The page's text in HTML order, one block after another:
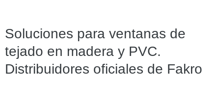
Soluciones para ventanas de
tejado en madera y PVC.
Distribuidores oficiales de Fakro